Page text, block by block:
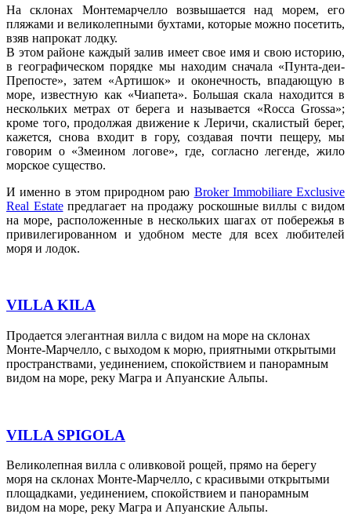
На склонах Монтемарчелло возвышается над морем, его
пляжами и великолепными бухтами, которые можно посетить,
взяв напрокат лодку.
В этом районе каждый залив имеет свое имя и свою историю,
в географическом порядке мы находим сначала «Пунта-деи-
Препосте», затем «Артишок» и оконечность, впадающую в
море, известную как «Чиапета». Большая скала находится в
нескольких метрах от берега и называется «Rocca Grossa»;
кроме того, продолжая движение к Леричи, скалистый берег,
кажется, снова входит в гору, создавая почти пещеру, мы
говорим о «Змеином логове», где, согласно легенде, жило
морское существо.
И именно в этом природном раю Broker Immobiliare Exclusive
Real Estateпредлагает на продажу роскошные виллы с видом
на море, расположенные в нескольких шагах от побережья в
привилегированном и удобном месте для всех любителей
моря и лодок.
VILLA KILA
Продается элегантная вилла с видом на море на склонах
Монте-Марчелло, с выходом к морю, приятными открытыми
пространствами, уединением, спокойствием и панорамным
видом на море, реку Магра и Апуанские Альпы.
VILLA SPIGOLA
Великолепная вилла с оливковой рощей, прямо на берегу
моря на склонах Монте-Марчелло, с красивыми открытыми
площадками, уединением, спокойствием и панорамным
видом на море, реку Магра и Апуанские Альпы.